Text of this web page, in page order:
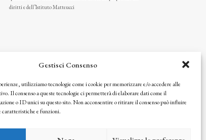
Gestisci Consenso
utilizziamo tecnologie come i cookie per memorizzare e/o accedere alle
Il consenso a queste tecnologie ci permetterà di elaborare dati come il
o ID unici su questo sito. Non acconsentire o ritirare il consenso può influire
caratteristiche e funzioni.
diritti e dell’Istituto Matteucci